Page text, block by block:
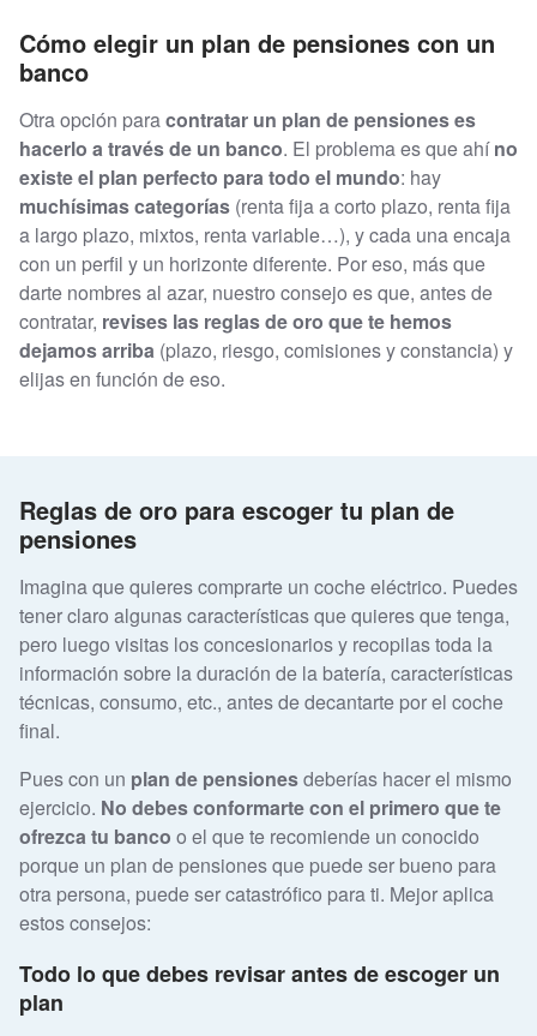
Cómo elegir un plan de pensiones con un
banco
Otra opción paracontratar un plan de pensiones es
hacerlo a través de un banco. El problema es que ahíno
existe el plan perfecto para todo el mundo: hay
muchísimas categorías (renta fija a corto plazo, renta fija
a largo plazo, mixtos, renta variable…), y cada una encaja
con un perfil y un horizonte diferente. Por eso, más que
darte nombres al azar, nuestro consejo es que, antes de
contratar, revises las reglas de oro que te hemos
dejamos arriba (plazo, riesgo, comisiones y constancia) y
elijas en función de eso.
Reglas de oro para escoger tu plan de
pensiones
Imagina que quieres comprarte un coche eléctrico. Puedes
tener claro algunas características que quieres que tenga,
pero luego visitas los concesionarios y recopilas toda la
información sobre la duración de la batería, características
técnicas, consumo, etc., antes de decantarte por el coche
final.
Pues con un plan de pensionesdeberías hacer el mismo
ejercicio. No debes conformarte con el primero que te
ofrezca tu banco o el que te recomiende un conocido
porque un plan de pensiones que puede ser bueno para
otra persona, puede ser catastrófico para ti. Mejor aplica
estos consejos:
Todo lo que debes revisar antes de escoger un
plan